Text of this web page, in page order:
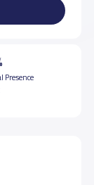
Presence